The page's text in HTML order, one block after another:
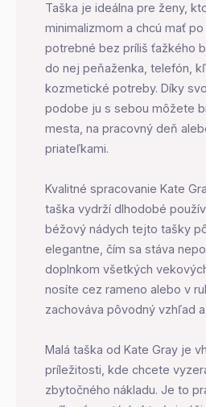
Taška je ideálna pre ženy,
minimalizmom a chcú mať
potrebné bez príliš ťažkého
do nej peňaženka, telefón,
kozmetické potreby. Díky
podobe ju s sebou môžete
mesta, na pracovný deň
priateľkami.
Kvalitné spracovanie Kate
taška vydrží dlhodobé
béžový nádych tejto tašky
elegantne, čím sa stáva
doplnkom všetkých
nosíte cez rameno alebo v
zachováva pôvodný vzhľad
Malá taška od Kate Gray je
príležitosti, kde chcete
zbytočného nákladu. Je to